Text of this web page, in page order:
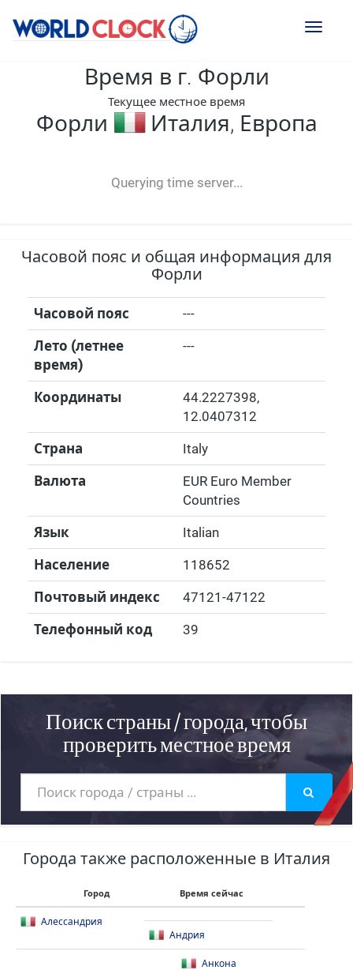
Toggle
Время в г. Форли
Текущее местное время
Форли Италия, Европа
Querying time server...
-- ---- ----
Часовой пояс и общая информация для
Форли
Часовой пояс ---
Лето (летнее
время)
---
Координаты 44.2227398,
12.0407312
Страна Italy
Валюта
EUR Euro Member
Countries
Язык Italian
Население 118652
Почтовый индекс 47121-47122
Телефонный код 39
Поиск страны / города, чтобы
проверить местное время
Города также расположенные в Италия
Город Время сейчас
Алессандрия
Андрия
Анкона